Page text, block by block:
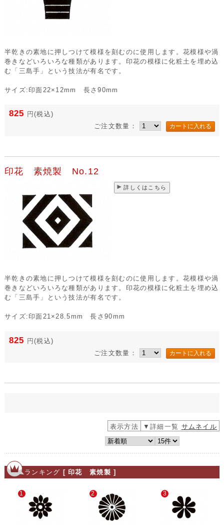
半乾きの素地に押しつけて模様を刻むのに使用します。花模様や渦
巻きなどいろいろな種類があります。印花の模様に化粧土を埋め込
む「三島手」という技法が有名です。
サイズ:印面22×12mm 長さ90mm
825 円 (税込)
ご注文数量：
印花 素焼製 No.12
詳しくはこちら
半乾きの素地に押しつけて模様を刻むのに使用します。花模様や渦
巻きなどいろいろな種類があります。印花の模様に化粧土を埋め込
む「三島手」という技法が有名です。
サイズ:印面21×28.5mm 長さ90mm
825 円(税込)
ご注文数量：
表示方法 ▼詳細一覧 サムネイル
ランキング [ 印花 素焼製 ]
1 2 3